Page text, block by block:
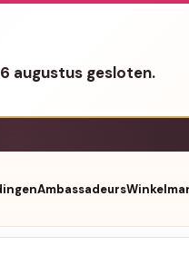
augustus gesloten.
Ambassadeurs